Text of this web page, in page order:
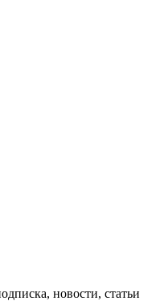
новости, статьи